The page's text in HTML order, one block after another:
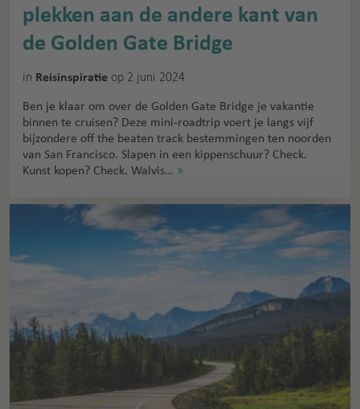
plekken aan de andere kant van
de Golden Gate Bridge
in Reisinspiratie op 2 juni 2024
Ben je klaar om over de Golden Gate Bridge je vakantie
binnen te cruisen? Deze mini-roadtrip voert je langs vijf
bijzondere off the beaten track bestemmingen ten noorden
van San Francisco. Slapen in een kippenschuur? Check.
Kunst kopen? Check. Walvis… »